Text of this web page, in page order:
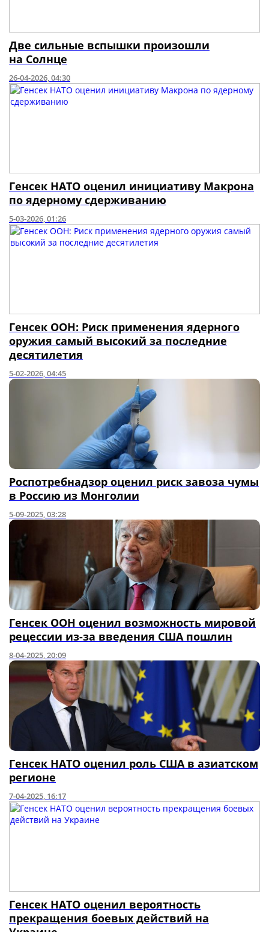
Две сильные вспышки произошли
на Солнце
26-04-2026, 04:30
Генсек НАТО оценил инициативу Макрона
по ядерному сдерживанию
5-03-2026, 01:26
Генсек ООН: Риск применения ядерного
оружия самый высокий за последние
десятилетия
5-02-2026, 04:45
Роспотребнадзор оценил риск завоза чумы
в Россию из Монголии
5-09-2025, 03:28
Генсек ООН оценил возможность мировой
рецессии из-за введения США пошлин
8-04-2025, 20:09
Генсек НАТО оценил роль США в азиатском
регионе
7-04-2025, 16:17
Генсек НАТО оценил вероятность
прекращения боевых действий на